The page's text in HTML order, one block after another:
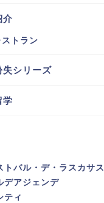
介
トラン
失シリーズ
学
トバル・デ・ラスカサス
デアジェンデ
ティ